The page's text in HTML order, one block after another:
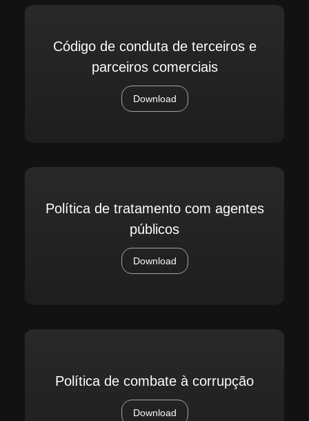
Código de conduta de terceiros e
parceiros comerciais
Download
Política de tratamento com agentes
públicos
Download
Política de combate à corrupção
Download